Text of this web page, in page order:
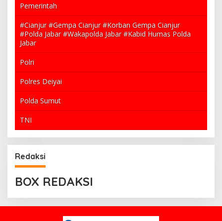
Pemerintah
#Cianjur #Gempa Cianjur #Korban Gempa Cianjur
#Polda Jabar #Wakapolda Jabar #Kabid Humas Polda
Jabar
Polri
Polres Deiyai
Polda Sumut
TNI
Redaksi
BOX REDAKSI